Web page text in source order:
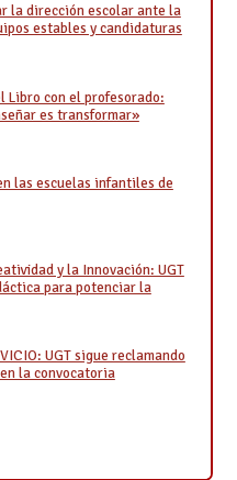
la dirección escolar ante la
estables y candidaturas
Libro con el profesorado:
es transformar»
las escuelas infantiles de
y la Innovación: UGT
para potenciar la
UGT sigue reclamando
la convocatoria